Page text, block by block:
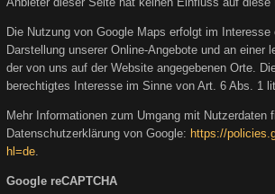
Die Nutzung von Google Maps erfolgt im Interesse
Darstellung unserer Online-Angebote und an einer
der von uns auf der Website angegebenen Orte.
berechtigtes Interesse im Sinne von Art. 6 Abs. 1
Mehr Informationen zum Umgang mit Nutzerdaten
Datenschutzerklärung von Google: https://
hl=de
Google reCAPTCHA